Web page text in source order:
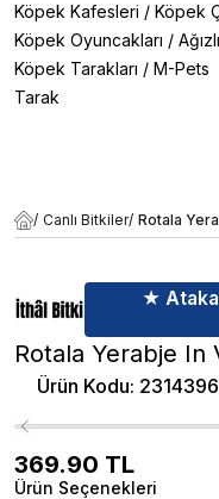
Köpek Kafesleri / Köpek
Köpek Oyuncakları /
Köpek Tarakları / M-Pets
Tarak
/ Canlı Bitkiler/ Rotala
★
Rotala Yerabje In
Ürün Kodu: 2314396
369.90 TL
Ürün Seçenekleri